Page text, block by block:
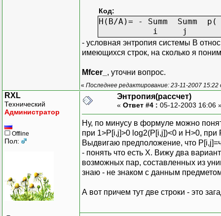
Код:
H(B/A)= - Summ
i j
- условная энтропия системы B
имеющихся строк, на сколько я
Mfcer_ , уточни вопрос.
« Последнее редактирование: 23-11-2007 15:22
RXL
Технический
Администратор
Offline
Пол:
Энтропия(рассчет)
« Ответ #4 : 05-12-2003 16:06
Ну, по минусу в формуле можно
при 1>P[i,j]>0 log2(P[i,j])<0 и H>0, при
Выдвигаю предположение, что
- понять что есть Х. Вижу два
возможных пар, составленных из
знаю - не знаком с данным
А вот причем тут две строки - это